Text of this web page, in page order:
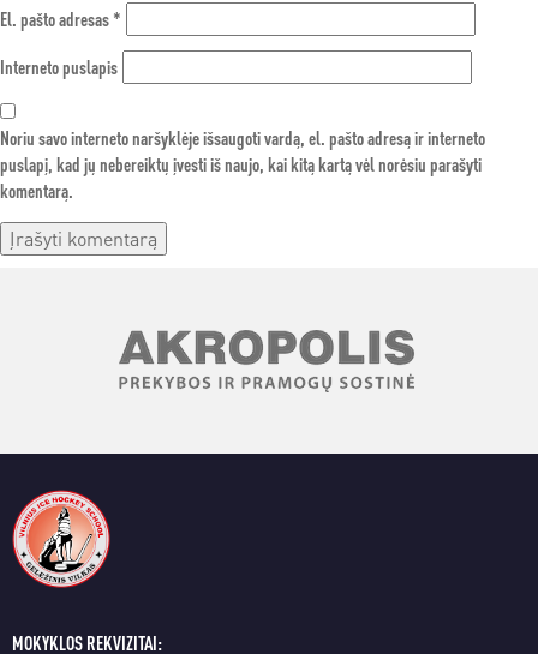
El. pašto adresas*
Interneto puslapis
Noriu savo interneto naršyklėje išsaugoti vardą, el. pašto adresą ir interneto
puslapį, kad jų nebereiktų įvesti iš naujo, kai kitą kartą vėl norėsiu parašyti
komentarą.
MOKYKLOS REKVIZITAI: